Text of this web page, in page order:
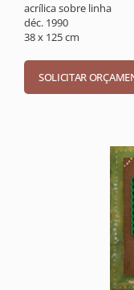
acrílica sobre linha
déc. 1990
38 x 125 cm